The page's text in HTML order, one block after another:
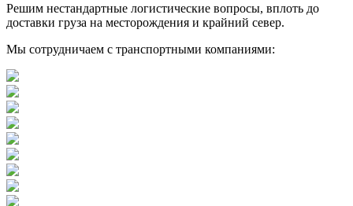
Решим нестандартные логистические вопросы, вплоть до
доставки груза на месторождения и крайний север.
Мы сотрудничаем с транспортными компаниями: